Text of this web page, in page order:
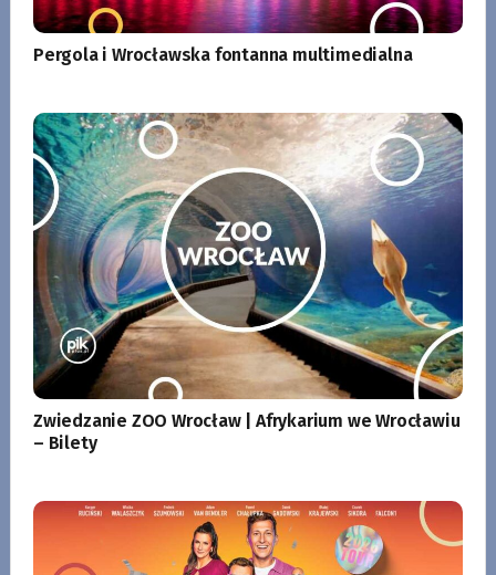
Pergola i Wrocławska fontanna multimedialna
Zwiedzanie ZOO Wrocław | Afrykarium we Wrocławiu
– Bilety